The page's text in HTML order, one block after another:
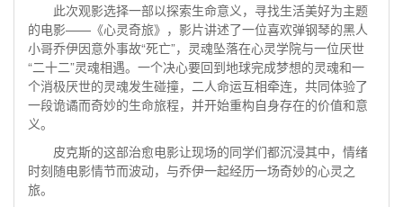
此次观影选择一部以探索生命意义，寻找生活美好为主题
的电影——《心灵奇旅》，影片讲述了一位喜欢弹钢琴的黑人
小哥乔伊因意外事故“死亡”，灵魂坠落在心灵学院与一位厌世
“二十二”灵魂相遇。一个决心要回到地球完成梦想的灵魂和一
个消极厌世的灵魂发生碰撞，二人命运互相牵连，共同体验了
一段诡谲而奇妙的生命旅程，并开始重构自身存在的价值和意
义。
皮克斯的这部治愈电影让现场的同学们都沉浸其中，情绪
时刻随电影情节而波动，与乔伊一起经历一场奇妙的心灵之
旅。